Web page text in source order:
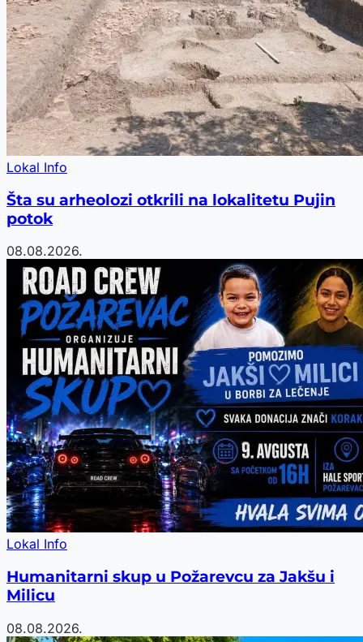
Lokal Info
Šta su arheolozi otkrili na lokalitetu Pujin
potok
08.08.2026.
Lokal Info
Humanitarni skup u Požarevcu za Jakšu i
Milicu
08.08.2026.